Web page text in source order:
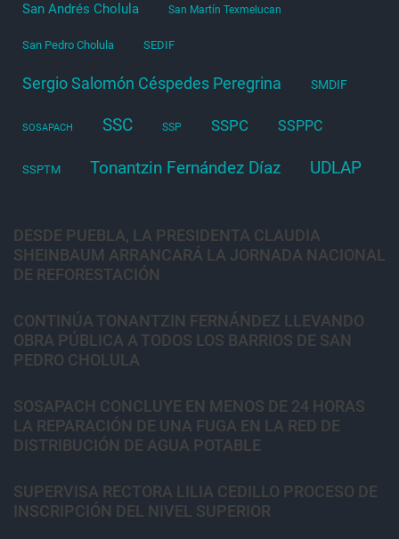
San Andrés Cholula San Martín Texmelucan
San Pedro Cholula SEDIF
Sergio Salomón Céspedes Peregrina SMDIF
SOSAPACH SSC SSP SSPC SSPPC
SSPTM Tonantzin Fernández Díaz UDLAP
DESDE PUEBLA, LA PRESIDENTA CLAUDIA
SHEINBAUM ARRANCARÁ LA JORNADA NACIONAL
DE REFORESTACIÓN
CONTINÚA TONANTZIN FERNÁNDEZ LLEVANDO
OBRA PÚBLICA A TODOS LOS BARRIOS DE SAN
PEDRO CHOLULA
SOSAPACH CONCLUYE EN MENOS DE 24 HORAS
LA REPARACIÓN DE UNA FUGA EN LA RED DE
DISTRIBUCIÓN DE AGUA POTABLE
SUPERVISA RECTORA LILIA CEDILLO PROCESO DE
INSCRIPCIÓN DEL NIVEL SUPERIOR